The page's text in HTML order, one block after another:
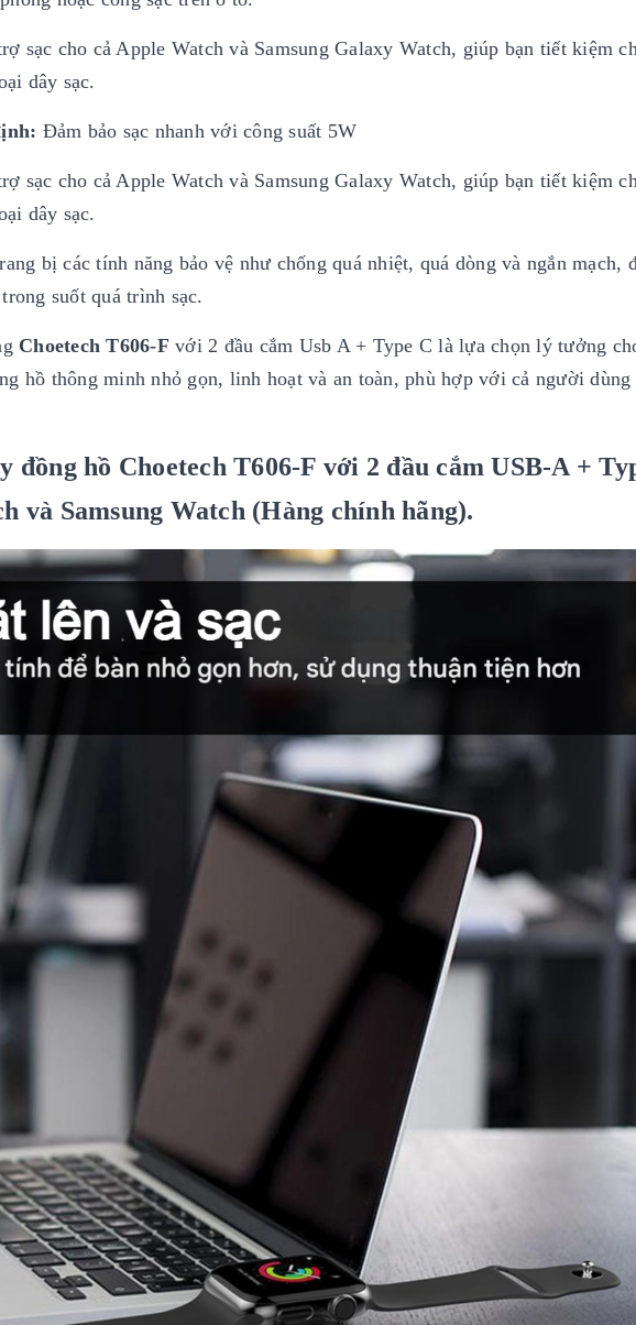
sạc cho cả Apple Watch và Samsung Galaxy Watch, giúp bạn tiết kiệm
dây sạc.
Đảm bảo sạc nhanh với công suất 5W
sạc cho cả Apple Watch và Samsung Galaxy Watch, giúp bạn tiết kiệm
dây sạc.
bị các tính năng bảo vệ như chống quá nhiệt, quá dòng và ngắn mạch,
suốt quá trình sạc.
Choetech T606-Fvới 2 đầu cắm Usb A + Type C là lựa chọn lý tưởng
hồ thông minh nhỏ gọn, linh hoạt và an toàn, phù hợp với cả người dùng
đồng hồ Choetech T606-F với 2 đầu cắm USB-A +
và Samsung Watch (Hàng chính hãng).